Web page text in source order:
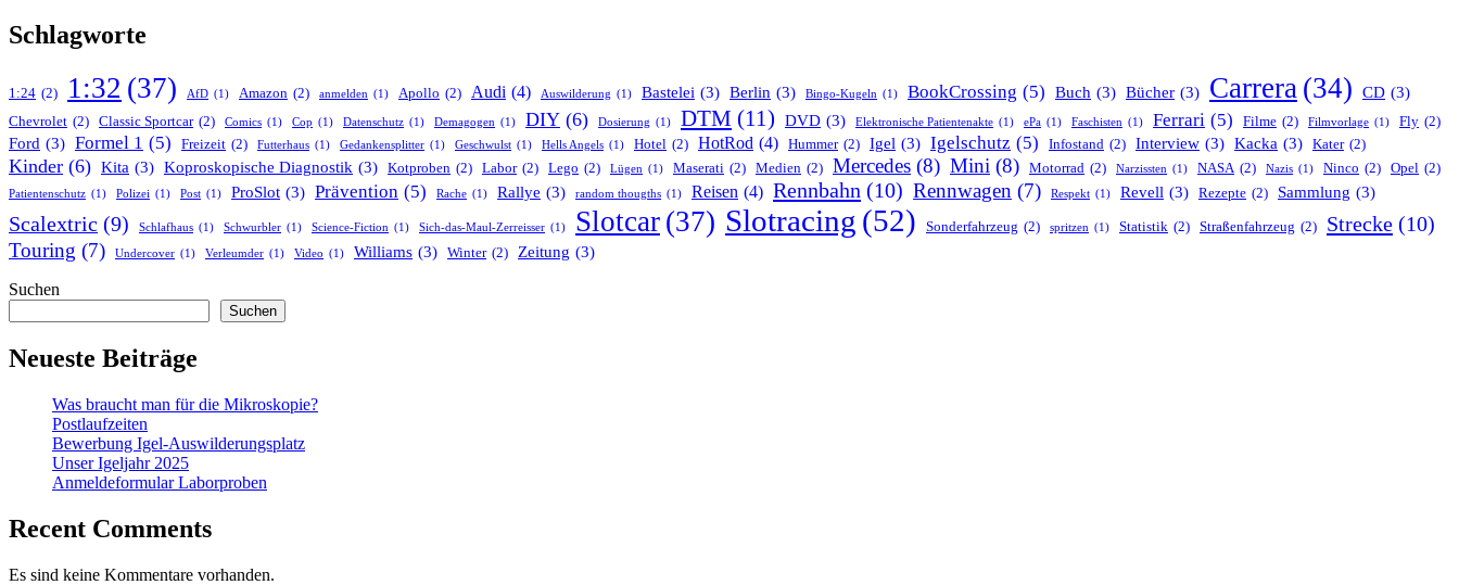
Schlagworte
1:24 (2) 1:32 (37) AfD (1) Amazon (2) anmelden (1) Apollo (2) Audi (4) Auswilderung (1) Bastelei (3) Berlin (3) Bingo-Kugeln (1) BookCrossing (5) Buch (3) Bücher (3) Carrera (34) CD (3)
Chevrolet (2) Classic Sportcar (2) Comics (1) Cop (1) Datenschutz (1) Demagogen (1) DIY (6) Dosierung (1) DTM (11) DVD (3) Elektronische Patientenakte (1) ePa (1) Faschisten (1) Ferrari (5) Filme (2) Filmvorlage (1) Fly (2)
Ford (3) Formel 1 (5) Freizeit (2) Futterhaus (1) Gedankensplitter (1) Geschwulst (1) Hells Angels (1) Hotel (2) HotRod (4) Hummer (2) Igel (3) Igelschutz (5) Infostand (2) Interview (3) Kacka (3) Kater (2)
Kinder (6) Kita (3) Koproskopische Diagnostik (3) Kotproben (2) Labor (2) Lego (2) Lügen (1) Maserati (2) Medien (2) Mercedes (8) Mini (8) Motorrad (2) Narzissten (1) NASA (2) Nazis (1) Ninco (2) Opel (2)
Patientenschutz (1) Polizei (1) Post (1) ProSlot (3) Prävention (5) Rache (1) Rallye (3) random thougths (1) Reisen (4) Rennbahn (10) Rennwagen (7) Respekt (1) Revell (3) Rezepte (2) Sammlung (3)
Scalextric (9) Schlafhaus (1) Schwurbler (1) Science-Fiction (1) Sich-das-Maul-Zerreisser (1) Slotcar (37) Slotracing (52) Sonderfahrzeug (2) spritzen (1) Statistik (2) Straßenfahrzeug (2) Strecke (10)
Touring (7) Undercover (1) Verleumder (1) Video (1) Williams (3) Winter (2) Zeitung (3)
Suchen
Suchen
Neueste Beiträge
Was braucht man für die Mikroskopie?
Postlaufzeiten
Bewerbung Igel-Auswilderungsplatz
Unser Igeljahr 2025
Anmeldeformular Laborproben
Recent Comments
Es sind keine Kommentare vorhanden.